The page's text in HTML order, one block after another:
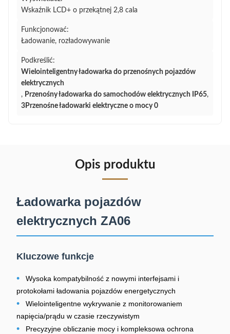
Wskaźnik LCD+ o przekątnej 2,8 cala
Funkcjonować:
Ładowanie, rozładowywanie
Podkreślić:
Wielointeligentny ładowarka do przenośnych pojazdów
elektrycznych
, Przenośny ładowarka do samochodów elektrycznych IP65,
3Przenośne ładowarki elektryczne o mocy 0
Opis produktu
Ładowarka pojazdów
elektrycznych ZA06
Kluczowe funkcje
•
Wysoka kompatybilność z nowymi interfejsami i
protokołami ładowania pojazdów energetycznych
•
Wielointeligentne wykrywanie z monitorowaniem
napięcia/prądu w czasie rzeczywistym
•
Precyzyjne obliczanie mocy i kompleksowa ochrona